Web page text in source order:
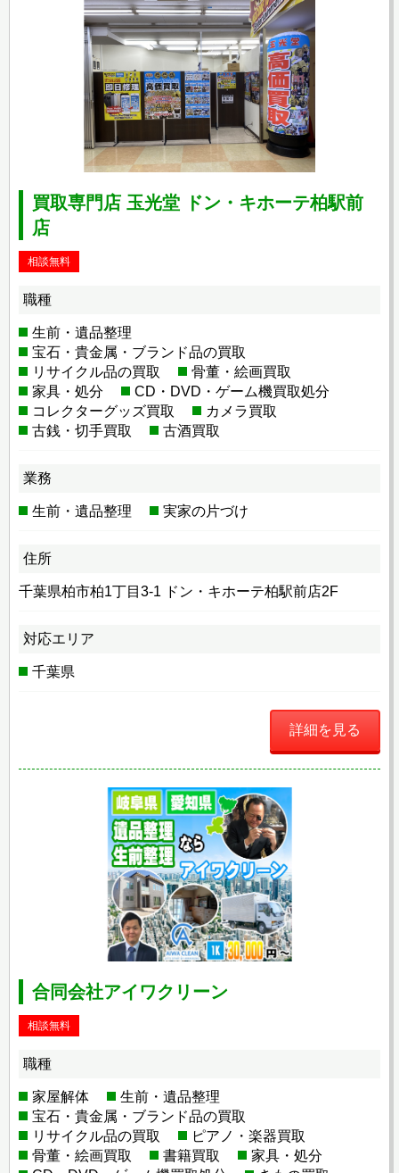
買取専門店 玉光堂 ドン・キホーテ柏駅前
店
相談無料
職種
生前・遺品整理
宝石・貴金属・ブランド品の買取
リサイクル品の買取
骨董・絵画買取
家具・処分
CD・DVD・ゲーム機買取処分
コレクターグッズ買取
カメラ買取
古銭・切手買取
古酒買取
業務
生前・遺品整理 実家の片づけ
住所
千葉県柏市柏1丁目3-1 ドン・キホーテ柏駅前店2F
対応エリア
千葉県
詳細を見る
合同会社アイワクリーン
相談無料
職種
家屋解体
生前・遺品整理
宝石・貴金属・ブランド品の買取
リサイクル品の買取
ピアノ・楽器買取
骨董・絵画買取
書籍買取
家具・処分